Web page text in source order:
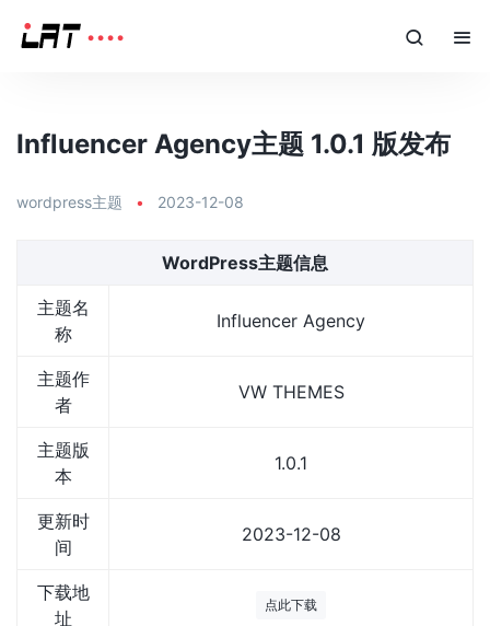
Influencer Agency主题 1.0.1 版发布
wordpress主题 • 2023-12-08
WordPress主题信息
主题名
称
Influencer Agency
主题作
者
VW THEMES
主题版
本
1.0.1
更新时
间
2023-12-08
下载地
址
点此下载